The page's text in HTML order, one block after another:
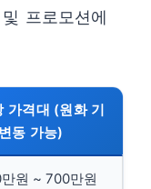
프로모션에
가격대 (원화 기
동 가능)
원 ~ 700만원